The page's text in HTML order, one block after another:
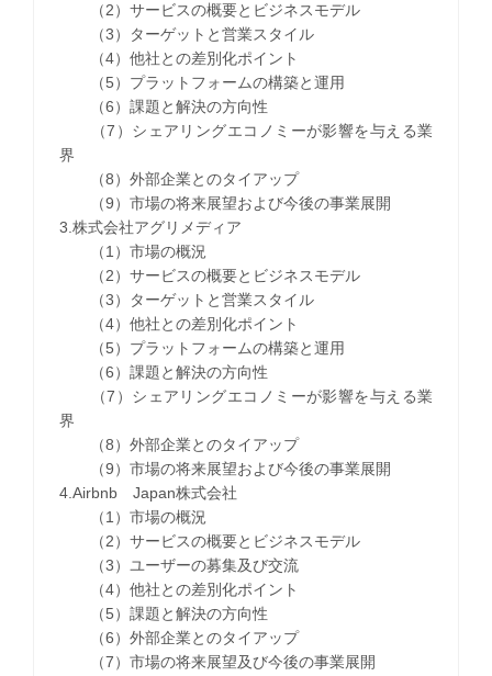
（2）サービスの概要とビジネスモデル
（3）ターゲットと営業スタイル
（4）他社との差別化ポイント
（5）プラットフォームの構築と運用
（6）課題と解決の方向性
（7）シェアリングエコノミーが影響を与える業
界
（8）外部企業とのタイアップ
（9）市場の将来展望および今後の事業展開
3.株式会社アグリメディア
（1）市場の概況
（2）サービスの概要とビジネスモデル
（3）ターゲットと営業スタイル
（4）他社との差別化ポイント
（5）プラットフォームの構築と運用
（6）課題と解決の方向性
（7）シェアリングエコノミーが影響を与える業
界
（8）外部企業とのタイアップ
（9）市場の将来展望および今後の事業展開
4.Airbnb Japan株式会社
（1）市場の概況
（2）サービスの概要とビジネスモデル
（3）ユーザーの募集及び交流
（4）他社との差別化ポイント
（5）課題と解決の方向性
（6）外部企業とのタイアップ
（7）市場の将来展望及び今後の事業展開